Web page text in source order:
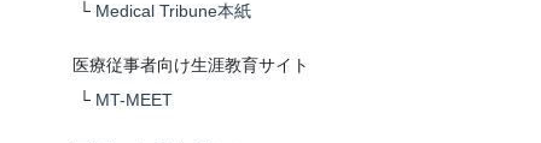
└ Medical Tribune本紙
医療従事者向け生涯教育サイト
└ MT-MEET